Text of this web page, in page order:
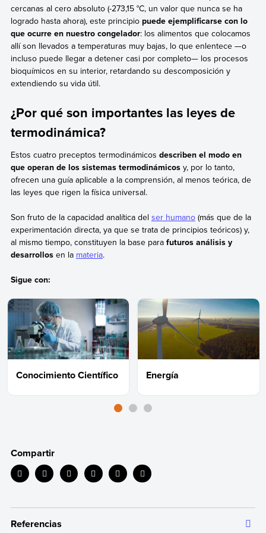
cercanas al cero absoluto (-273,15 °C, un valor que nunca se ha
logrado hasta ahora), este principio puede ejemplificarse con lo
que ocurre en nuestro congelador: los alimentos que colocamos
allí son llevados a temperaturas muy bajas, lo que enlentece —o
incluso puede llegar a detener casi por completo— los procesos
bioquímicos en su interior, retardando su descomposición y
extendiendo su vida útil.
¿Por qué son importantes las leyes de
termodinámica?
Estos cuatro preceptos termodinámicos describen el modo en
que operan de los sistemas termodinámicosy, por lo tanto,
ofrecen una guía aplicable a la comprensión, al menos teórica, de
las leyes que rigen la física universal.
Son fruto de la capacidad analítica del ser humano(más que de la
experimentación directa, ya que se trata de principios teóricos) y,
al mismo tiempo, constituyen la base para futuros análisis y
desarrollos en la materia.
Sigue con:
Conocimiento Científico Energía
Compartir
Referencias